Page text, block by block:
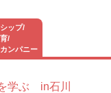
ップ/
/
ンパニー
学ぶ in石川